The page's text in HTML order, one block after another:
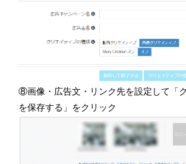
⑧画像・広告文・リンク先を設定して「
を保存する」をクリック